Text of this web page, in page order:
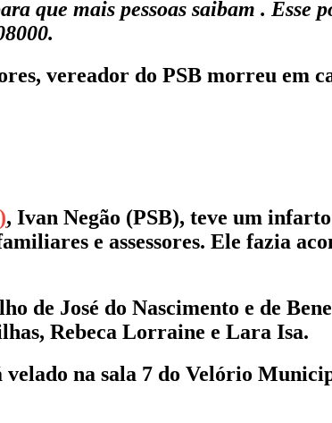
que mais pessoas saibam .
vereador do PSB morreu em
, Ivan Negão (PSB), teve um
e assessores. Ele fazia
de José do Nascimento e de
Rebeca Lorraine e Lara Isa.
velado na sala 7 do Velório